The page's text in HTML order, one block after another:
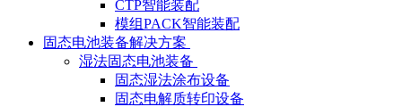
CTP智能装配
模组PACK智能装配
固态电池装备解决方案
湿法固态电池装备
固态湿法涂布设备
固态电解质转印设备